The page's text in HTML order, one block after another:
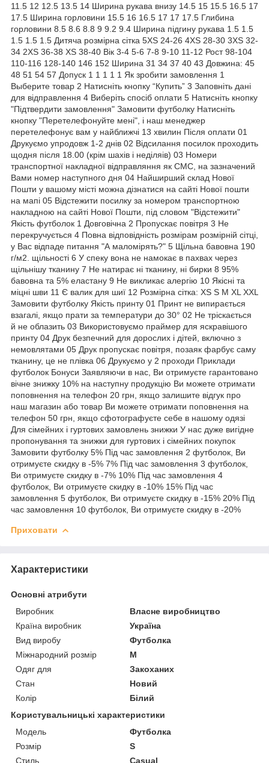
11.5 12 12.5 13.5 14 Ширина рукава внизу 14.5 15 15.5 16.5 17
17.5 Ширина горловини 15.5 16 16.5 17 17 17.5 Глибина
горловини 8.5 8.6 8.8 9 9.2 9.4 Ширина підгину рукава 1.5 1.5
1.5 1.5 1.5 Дитяча розмірна сітка 5XS 24-26 4XS 28-30 3XS 32-
34 2XS 36-38 XS 38-40 Вік 3-4 5-6 7-8 9-10 11-12 Рост 98-104
110-116 128-140 146 152 Ширина 31 34 37 40 43 Довжина: 45
48 51 54 57 Допуск 1 1 1 1 1 Як зробити замовлення 1
Выберите товар 2 Натисніть кнопку “Купить” 3 Заповніть дані
для відправлення 4 Виберіть спосіб оплати 5 Натисніть кнопку
"Підтвердити замовлення" Замовити футболку Натисніть
кнопку "Перетелефонуйте мені", і наш менеджер
перетелефонує вам у найближчі 13 хвилин Після оплати 01
Друкуємо упродовж 1-2 днів 02 Відсилання посилок проходить
щодня після 18.00 (крім шахів і неділяів) 03 Номери
транспортної накладної відправляння як СМС, на зазначений
Вами номер наступного дня 04 Найширший склад Нової
Пошти у вашому місті можна дізнатися на сайті Нової пошти
на мапі 05 Відстежити посилку за номером транспортною
накладною на сайті Нової Пошти, під словом "Відстежити"
Якість футболок 1 Довговічна 2 Пропускає повітря 3 Не
перекручується 4 Повна відповідність розмірам розмірній сітці,
у Вас відпаде питання "А маломірять?" 5 Щільна бавовна 190
г/м2. щільності 6 У спеку вона не намокає в пахвах через
щільнішу тканину 7 Не натирає ні тканину, ні бирки 8 95%
бавовна та 5% еластану 9 Не викликає алергію 10 Якісні та
міцні шви 11 Є валик для шиї 12 Розмірна сітка: XS S M XL XXL
Замовити футболку Якість принту 01 Принт не випирається
взагалі, якщо прати за температури до 30° 02 Не тріскається
й не облазить 03 Використовуємо праймер для яскравішого
принту 04 Друк безпечний для дорослих і дітей, включно з
немовлятами 05 Друк пропускає повітря, позаяк фарбує саму
тканину, це не плівка 06 Друкуємо у 2 проходи Приклади
футболок Бонуси Заявляючи в нас, Ви отримуєте гарантовано
вічне знижку 10% на наступну продукцію Ви можете отримати
поповнення на телефон 20 грн, якщо залишите відгук про
наш магазин або товар Ви можете отримати поповнення на
телефон 50 грн, якщо сфотографуєте себе в нашому одязі
Для сімейних і гуртових замовлень знижки У нас дуже вигідне
пропонування та знижки для гуртових і сімейних покупок
Замовити футболку 5% Під час замовлення 2 футболок, Ви
отримуєте скидку в -5% 7% Під час замовлення 3 футболок,
Ви отримуєте скидку в -7% 10% Під час замовлення 4
футболок, Ви отримуєте скидку в -10% 15% Під час
замовлення 5 футболок, Ви отримуєте скидку в -15% 20% Під
час замовлення 10 футболок, Ви отримуєте скидку в -20%
Приховати
Характеристики
Основні атрибути
Виробник
Власне виробництво
Країна виробник
Україна
Вид виробу
Футболка
Міжнародний розмір
M
Одяг для
Закоханих
Стан
Новий
Колір
Білий
Користувальницькі характеристики
Мoдель
Футболка
Розмір
S
Стиль
Casual